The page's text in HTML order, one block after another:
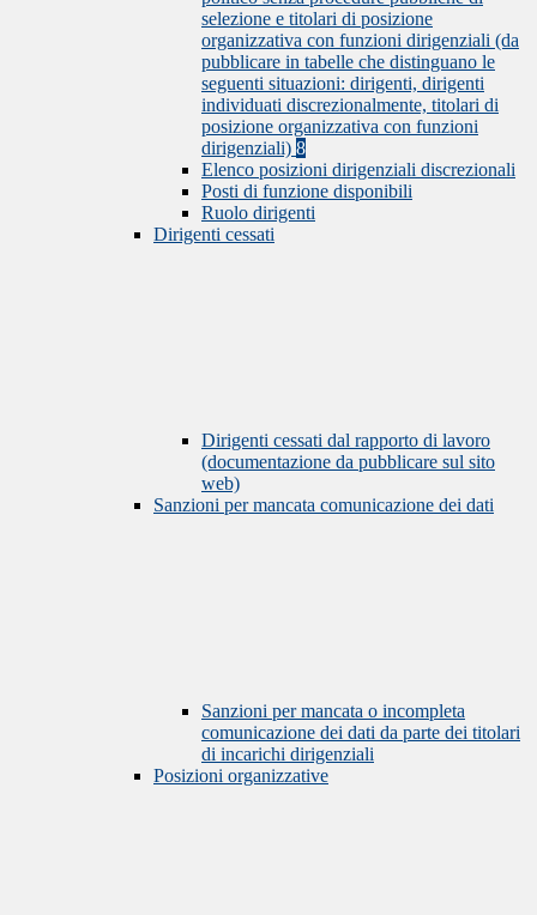
selezione e titolari di posizione
organizzativa con funzioni dirigenziali (da
pubblicare in tabelle che distinguano le
seguenti situazioni: dirigenti, dirigenti
individuati discrezionalmente, titolari di
posizione organizzativa con funzioni
dirigenziali) 8
Elenco posizioni dirigenziali discrezionali
Posti di funzione disponibili
Ruolo dirigenti
Dirigenti cessati
Dirigenti cessati dal rapporto di lavoro
(documentazione da pubblicare sul sito
web)
Sanzioni per mancata comunicazione dei dati
Sanzioni per mancata o incompleta
comunicazione dei dati da parte dei titolari
di incarichi dirigenziali
Posizioni organizzative